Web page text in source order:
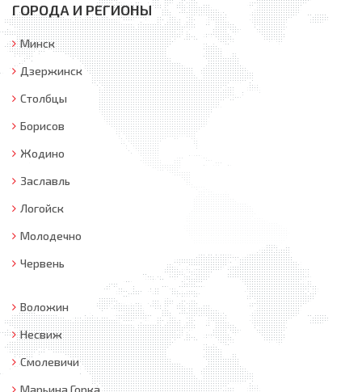
ГОРОДА И РЕГИОНЫ
Минск
Дзержинск
Столбцы
Борисов
Жодино
Заславль
Логойск
Молодечно
Червень
Воложин
Несвиж
Смолевичи
Марьина Горка